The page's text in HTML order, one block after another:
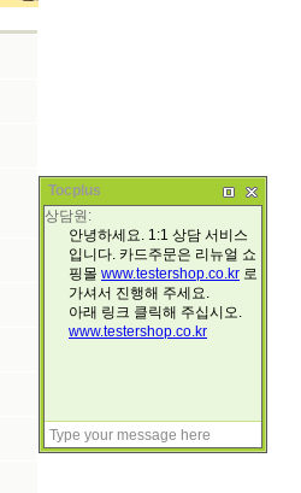
Tocplus